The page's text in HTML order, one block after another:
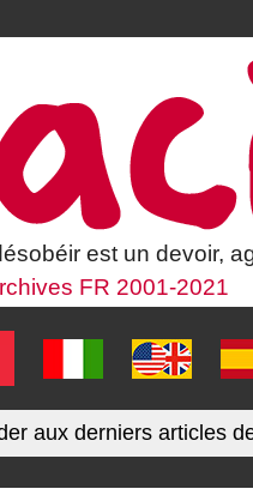
est un devoir,
FR 2001-2021
aux derniers articles